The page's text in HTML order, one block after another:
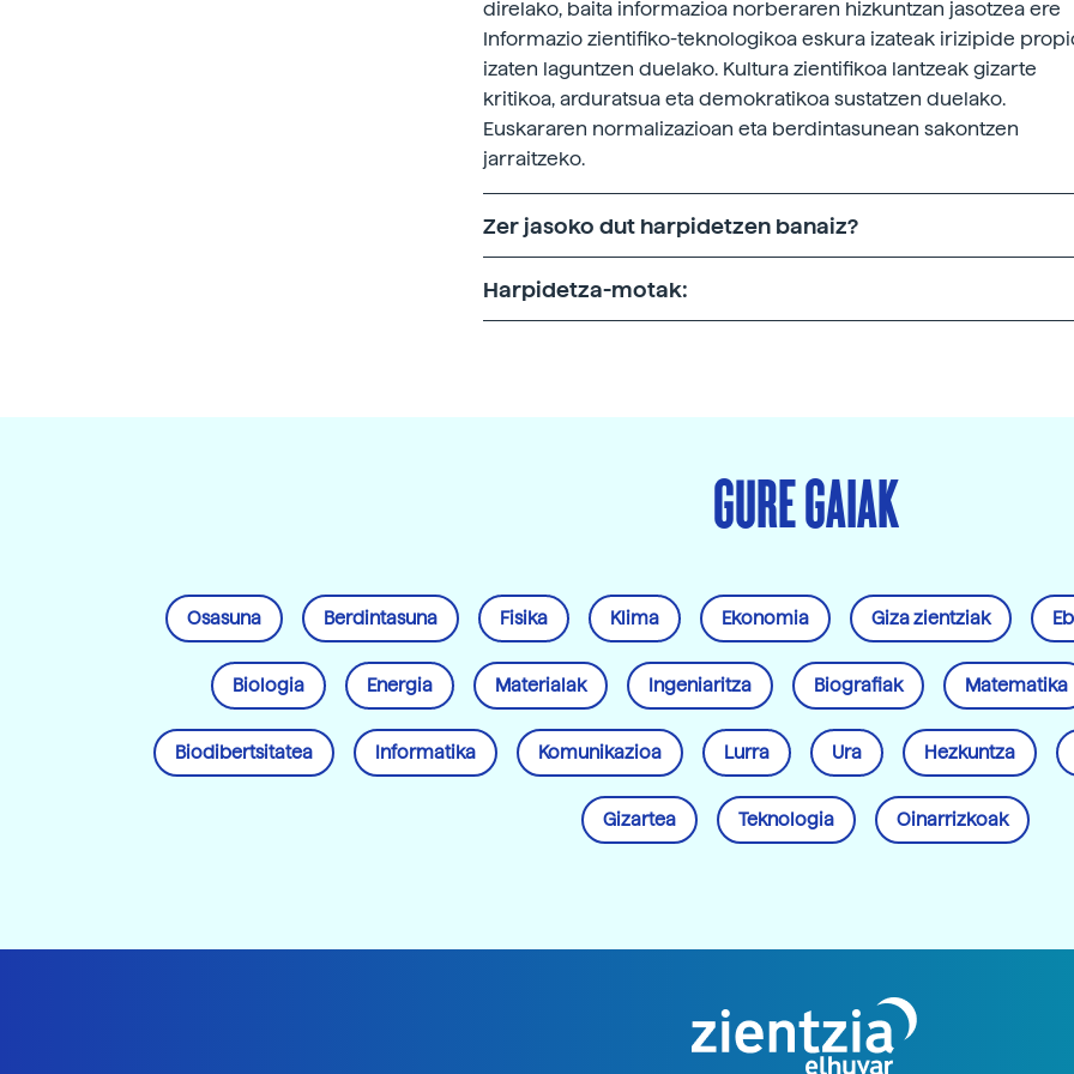
direlako, baita informazioa norberaren hizkuntzan jasotzea ere
Informazio zientifiko-teknologikoa eskura izateak irizipide
izaten laguntzen duelako. Kultura zientifikoa lantzeak gizarte
kritikoa, arduratsua eta demokratikoa sustatzen duelako.
Euskararen normalizazioan eta berdintasunean sakontzen
jarraitzeko.
Zer jasoko dut harpidetzen banaiz?
Harpidetza-motak:
GURE GAIAK
Osasuna Berdintasuna Fisika Klima Ekonomia Giza zientziak
Biologia Energia Materialak Ingeniaritza Biografiak Matematika
Biodibertsitatea Informatika Komunikazioa Lurra Ura Hezkuntza
Gizartea Teknologia Oinarrizkoak